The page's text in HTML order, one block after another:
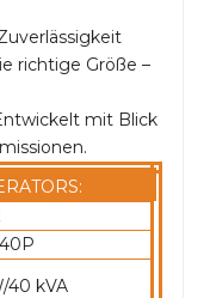
richtige Größe –
mit Blick
40 kVA